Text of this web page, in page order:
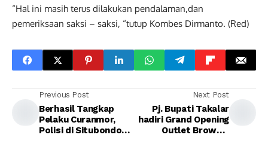
“Hal ini masih terus dilakukan pendalaman,dan
pemeriksaan saksi – saksi, “tutup Kombes Dirmanto. (Red)
Previous Post
Berhasil Tangkap
Pelaku Curanmor,
Polisi di Situbondo
Next Post
Pj. Bupati Takalar
hadiri Grand Opening
Outlet Browcyl